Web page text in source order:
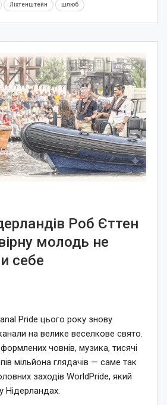
Ліхтенштейн шлюб
Роб Єттен
молодь не
себе
Pride цього року знову
на велике веселкове свято.
човнів, музика, тисячі
мільйона глядачів — саме так
заходів WorldPride, який
Нідерландах.